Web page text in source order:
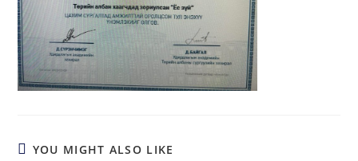
YOU MIGHT ALSO LIKE